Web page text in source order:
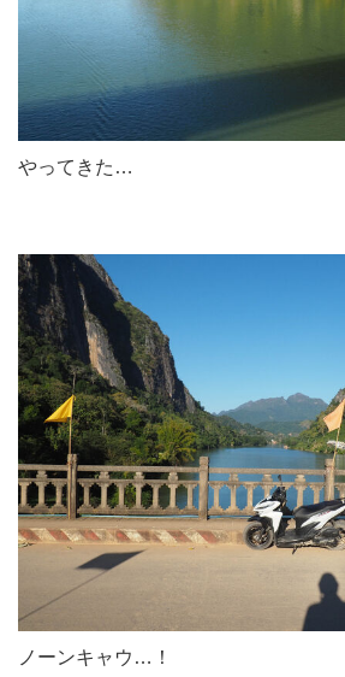
やってきた…
ノーンキャウ…！